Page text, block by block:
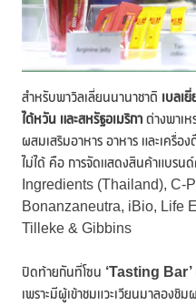
สำหรับพาวิลเลี่ยนนานาชาติ เบลเ
ไต้หวัน และสหรัฐอเมริกา ต่างพาเ
ผสมเสริมอาหาร อาหาร และเครื่
ไม่ได้ คือ การจัดแสดงสินค้าแบร
Ingredients (Thailand), C-
Bonanzaneutra, iBio, Life
Tilleke & Gibbins
ปิดท้ายกันที่โซน ‘Tasting Bar’
เพราะมีผู้เข้าชมแวะเวียนมาลองชิ